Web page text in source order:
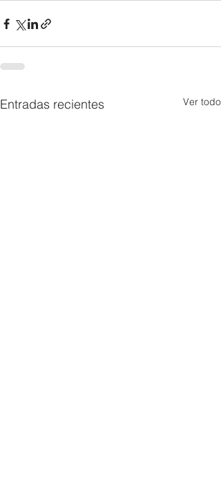
Entradas recientes Ver todo